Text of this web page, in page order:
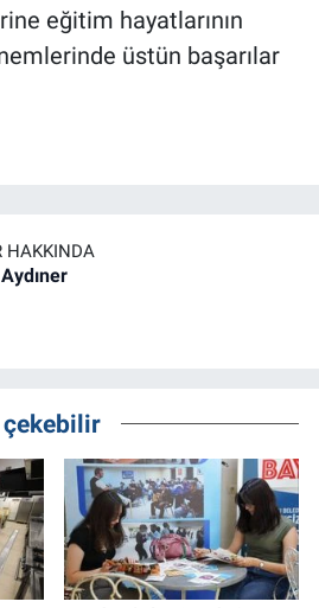
eğitim hayatlarının
üstün başarılar
HAKKINDA